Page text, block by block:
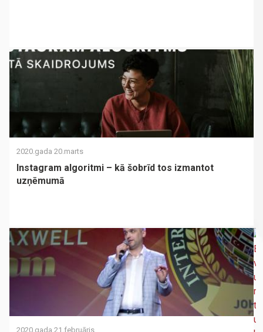
2020.gada 20.marts
Instagram algoritmi – kā šobrīd tos izmantot
uzņēmumā
2020.gada 21.februāris